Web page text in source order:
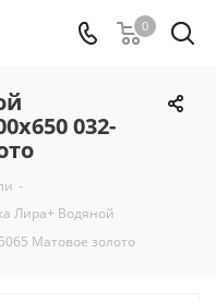
0
032-
-
Лира+ Водяной
Матовое золото